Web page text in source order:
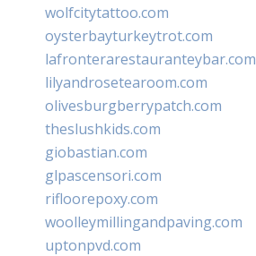
wolfcitytattoo.com
oysterbayturkeytrot.com
lafronterarestauranteybar.com
lilyandrosetearoom.com
olivesburgberrypatch.com
theslushkids.com
giobastian.com
glpascensori.com
rifloorepoxy.com
woolleymillingandpaving.com
uptonpvd.com